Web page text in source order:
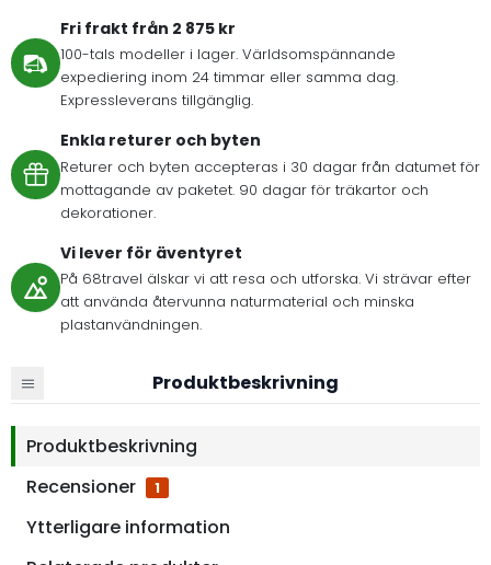
Fri frakt från 2 875 kr
100-tals modeller i lager. Världsomspännande
expediering inom 24 timmar eller samma dag.
Expressleverans tillgänglig.
Enkla returer och byten
Returer och byten accepteras i 30 dagar från datumet för
mottagande av paketet. 90 dagar för träkartor och
dekorationer.
Vi lever för äventyret
På 68travel älskar vi att resa och utforska. Vi strävar efter
att använda återvunna naturmaterial och minska
plastanvändningen.
Produktbeskrivning
Produktbeskrivning
Recensioner
1
Ytterligare information